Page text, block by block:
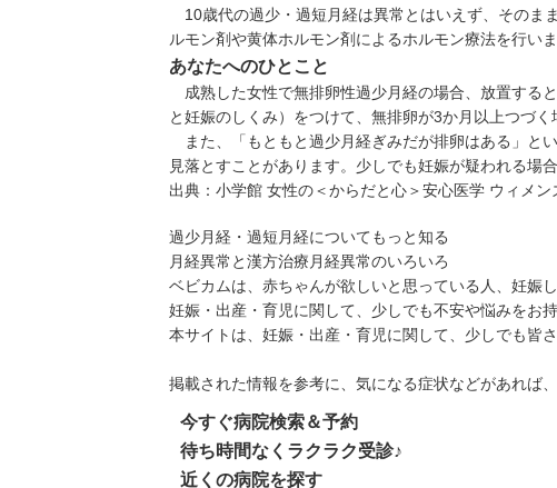
10歳代の過少・過短月経は異常とはいえず、そのま
ルモン剤や黄体ホルモン剤によるホルモン療法を行いま
あなたへのひとこと
成熟した女性で無排卵性過少月経の場合、放置する
と妊娠のしくみ）をつけて、無排卵が3か月以上つづく
また、「もともと過少月経ぎみだが排卵はある」と
見落とすことがあります。少しでも妊娠が疑われる場
出典： 小学館 女性の＜からだと心＞安心医学 ウィメン
過少月経・過短月経についてもっと知る
月経異常と漢方治療月経異常のいろいろ
ベビカムは、赤ちゃんが欲しいと思っている人、妊娠
妊娠・出産・育児に関して、少しでも不安や悩みをお
本サイトは、妊娠・出産・育児に関して、少しでも皆
掲載された情報を参考に、気になる症状などがあれば
今すぐ病院検索＆予約
待ち時間なくラクラク受診♪
近くの病院を探す